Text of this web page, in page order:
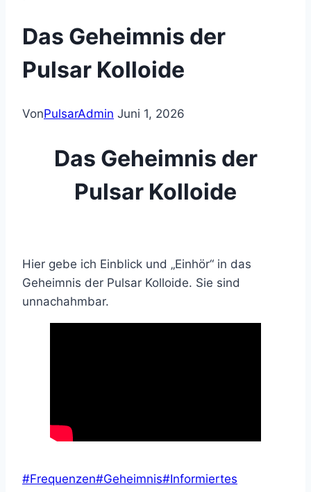
Das Geheimnis der
Pulsar Kolloide
VonPulsarAdmin Juni 1, 2026
Das Geheimnis der
Pulsar Kolloide
Hier gebe ich Einblick und „Einhör“ in das
Geheimnis der Pulsar Kolloide. Sie sind
unnachahmbar.
Schlagworte:
#Frequenzen#Geheimnis#Informiertes